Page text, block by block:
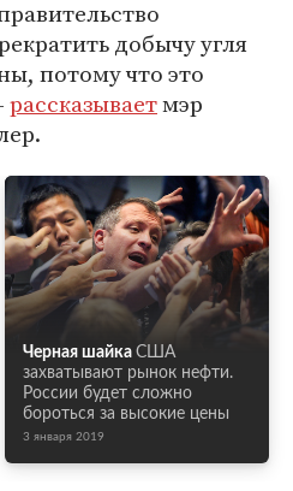
добычу угля
потому что это
рассказываетмэр
Черная шайка США
захватывают рынок нефти.
России будет сложно
бороться за высокие цены
3 января 2019